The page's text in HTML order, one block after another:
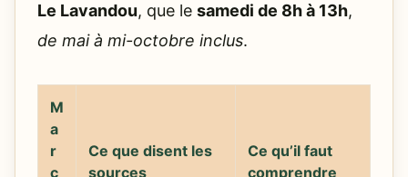
Le Lavandou, que le samedi de 8h à 13h,
de mai à mi-octobre inclus.
M
a
r
c
Ce que disent les
sources
Ce qu’il faut
comprendre